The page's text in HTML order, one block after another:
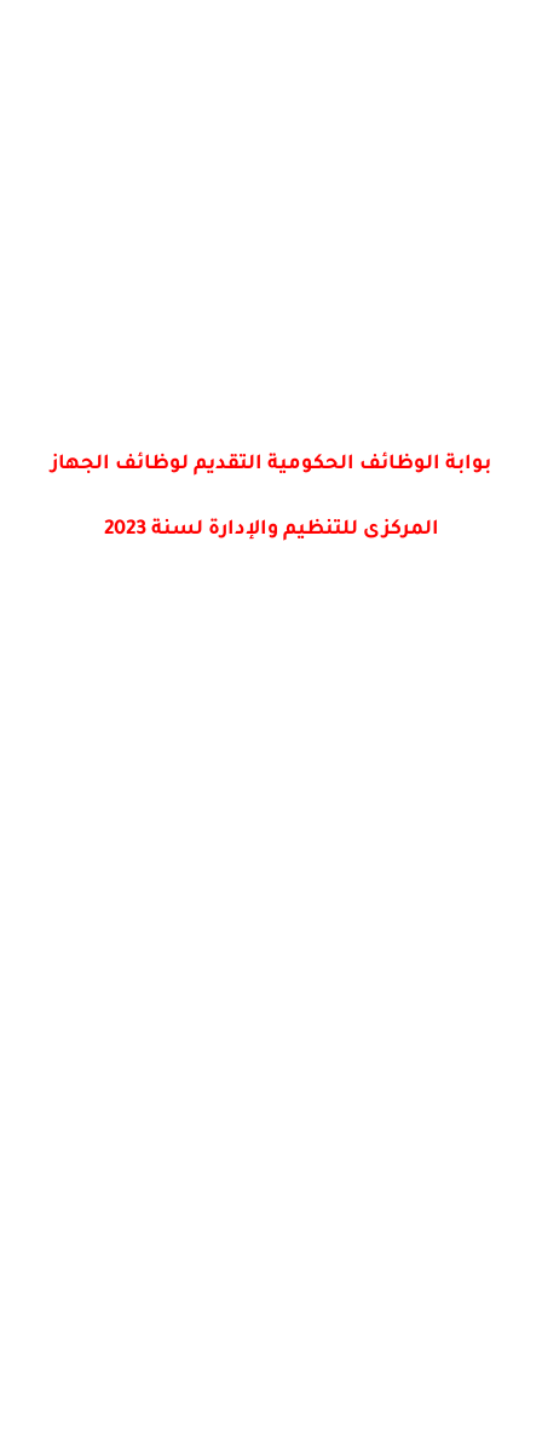
بوابة الوظائف الحكومية التقديم لوظائف الجهاز
المركزى للتنظيم والإدارة لسنة 2023